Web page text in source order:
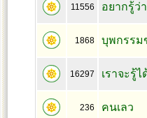
11556 อยากรู้ว่
1868 บุพกรรม
16297 เราจะรู้
236 คนเลว